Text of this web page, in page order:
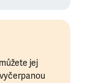
jej